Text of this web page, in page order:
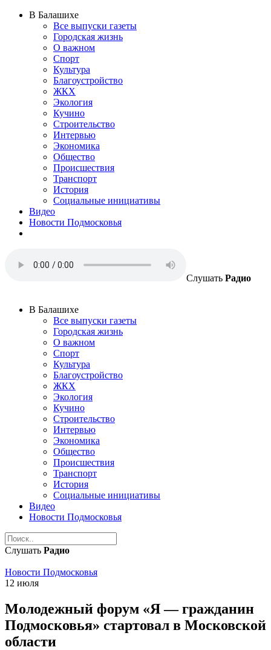
В Балашихе
Все выпуски газеты
Городская жизнь
О важном
Спорт
Культура
Благоустройство
ЖКХ
Экология
Кучино
Строительство
Интервью
Экономика
Общество
Происшествия
Транспорт
История
Социальные инициативы
Видео
Новости Подмосковья
Слушать Радио
В Балашихе
Все выпуски газеты
Городская жизнь
О важном
Спорт
Культура
Благоустройство
ЖКХ
Экология
Кучино
Строительство
Интервью
Экономика
Общество
Происшествия
Транспорт
История
Социальные инициативы
Видео
Новости Подмосковья
Слушать Радио
Новости Подмосковья
12 июля
Молодежный форум «Я — гражданин
Подмосковья» стартовал в Московской
области